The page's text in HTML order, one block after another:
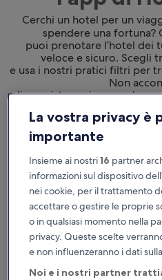
Cerchi un hotel per un
spendere una fortuna?
puoi prenotare l’hotel dei
veloce e sicuro. Scegli
e usa i nostri pratici filtri per
Non
di una sistemazione
Disponibile su
La vostra privacy è
importante
Insieme ai nostri16 partner
informazioni sul dispositivo
nei cookie, per il trattamento
accettare o gestire le proprie
o in qualsiasi momento nella
privacy. Queste scelte
e non influenzeranno i dati
Noi e i nostri partner